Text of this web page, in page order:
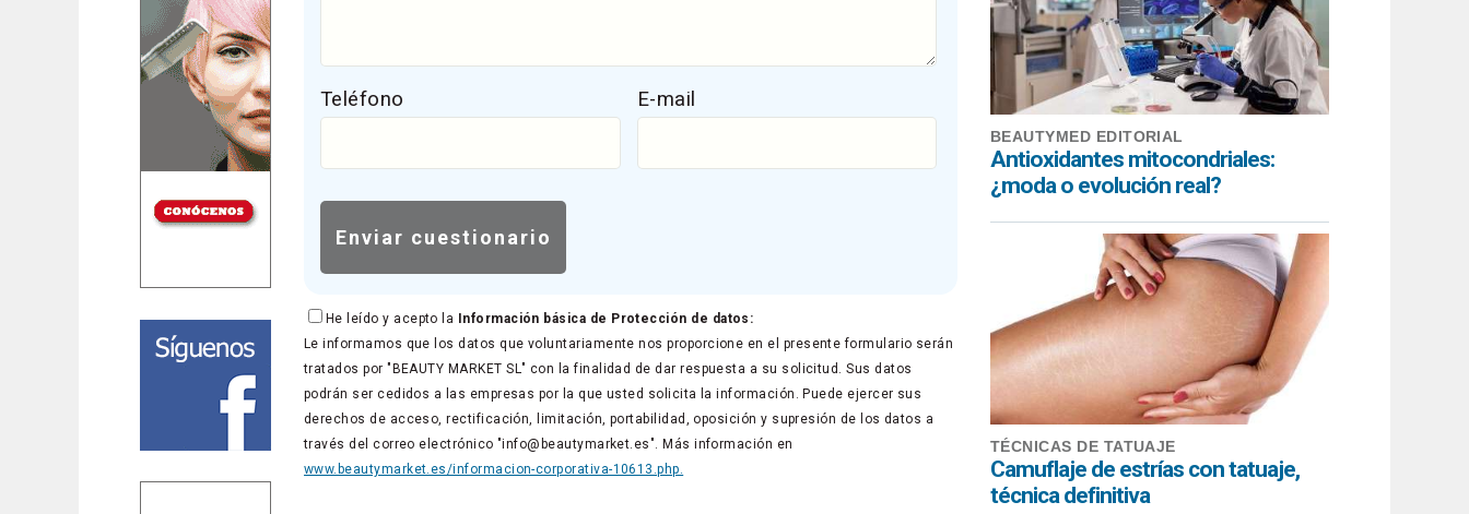
BEAUTYMED EDITORIAL
Antioxidantes mitocondriales:
¿moda o evolución real?
TÉCNICAS DE TATUAJE
Camuflaje de estrías con tatuaje,
técnica definitiva
Teléfono E-mail
He leído y acepto la Información básica de Protección de datos:
Le informamos que los datos que voluntariamente nos proporcione en el presente formulario serán
tratados por "BEAUTY MARKET SL" con la finalidad de dar respuesta a su solicitud. Sus datos
podrán ser cedidos a las empresas por la que usted solicita la información. Puede ejercer sus
derechos de acceso, rectificación, limitación, portabilidad, oposición y supresión de los datos a
través del correo electrónico "info@beautymarket.es". Más información en
www.beautymarket.es/informacion-corporativa-10613.php.